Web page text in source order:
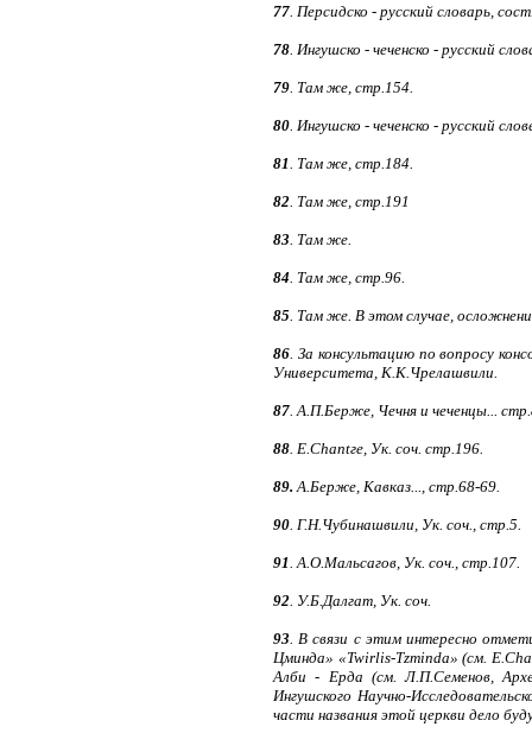
77 . Персидско - русский словарь,
78 . Ингушско - чеченско - русский
79 . Там же, стр.154.
80 . Ингушско - чеченско - русский
81 . Там же, стр.184.
82 . Там же, стр.191
83 . Там же.
84 . Там же, стр.96.
85 . Там же. В этом случае,
86 . За консультацию по вопросу
Университета, К.К.Чрелашвили.
87 . А.П.Берже, Чечня и чеченцы...
88 . Е.Сhantге, Ук. соч. стр.196.
89. А.Берже, Кавказ..., стр.68-69.
90 . Г.Н.Чубинашвили, Ук. соч., стр.5.
91 . А.О.Мальсагов, Ук. соч., стр.107.
92 . У.Б.Далгат, Ук. соч.
93 . В связи с этим интересно
Цминда» «Twirlis-Tzminda» (см.
Алби - Ерда (см. Л.П.Семенов,
Ингушского Научно-
части названия этой церкви дело